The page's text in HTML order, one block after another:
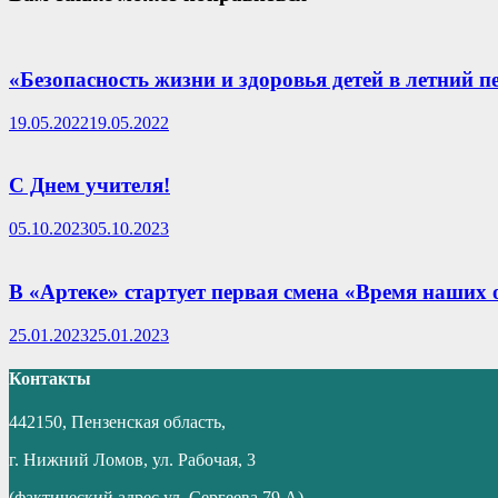
«Безопасность жизни и здоровья детей в летний
19.05.202219.05.2022
С Днем учителя!
05.10.202305.10.2023
В «Артеке» стартует первая смена «Время наших
25.01.202325.01.2023
Контакты
442150, Пензенская область,
г. Нижний Ломов, ул. Рабочая, 3